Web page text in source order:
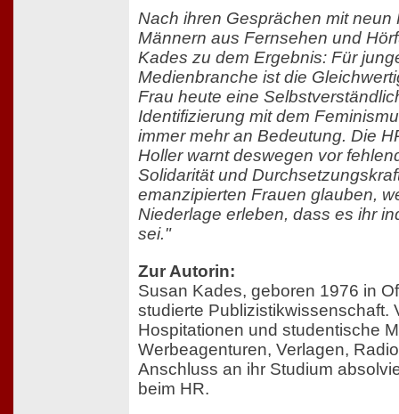
Nach ihren Gesprächen mit neun
Männern aus Fernsehen und
Kades zu dem Ergebnis: Für
Medienbranche ist die
Frau heute eine
Identifizierung mit dem
immer mehr an Bedeutung. Die
Holler warnt deswegen vor
Solidarität und
emanzipierten Frauen glauben,
Niederlage erleben, dass es ihr
sei."
Zur Autorin:
Susan Kades, geboren 1976 in
studierte Publizistikwissenschaft.
Hospitationen und studentische
Werbeagenturen, Verlagen,
Anschluss an ihr Studium
beim HR.